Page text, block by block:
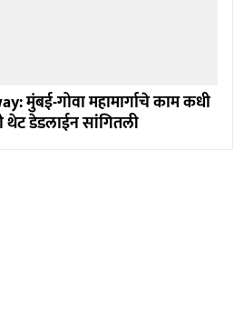
मुंबई-गोवा महामार्गाचे काम कधी
थेट डेडलाईन सांगितली